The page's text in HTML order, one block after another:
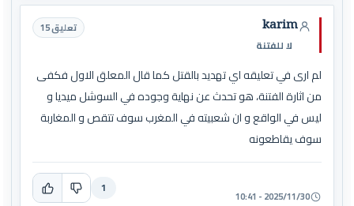
karim
لا للفتنة
تعليق 15
لم ارى في تعليقه اي تهديد بالقتل كما قال المعلق الاول فكفى
من اثارة الفتنة، هو تحدث عن نهاية وجوده في السوشل ميديا و
ليس في الواقع و ان شعبيته في المغرب سوف تتقص و المغاربة
سوف يقاطعونه
2025/11/30 - 10:41
1